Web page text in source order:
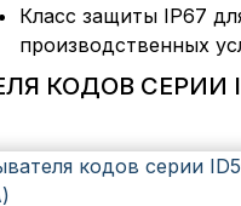
Класс защиты IP67
производственных
КОДОВ СЕРИИ